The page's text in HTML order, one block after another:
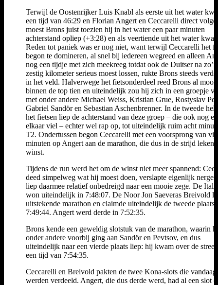
Terwijl de Oostenrijker Luis Knabl als eerste uit het water
een tijd van 46:29 en Florian Angert en Ceccarelli direct
moest Brons juist toezien hij in het water een paar minuten
achterstand opliep (+3:28) en als veertiende uit het water
Reden tot paniek was er nog niet, want terwijl Ceccarelli het
begon te domineren, al snel bij iedereen wegreed en alleen
nog een tijdje met zich meekreeg totdat ook de Duitser na zo’n
zestig kilometer serieus moest lossen, rukte Brons steeds
in het veld. Halverwege het fietsonderdeel reed Brons al mooi
binnen de top tien en uiteindelijk zou hij zich in een groepje
met onder andere Michael Weiss, Kristian Grue, Rostyslav
Gabriel Sandör en Sebastian Aschenbrenner. In de tweede
het fietsen liep de achterstand van deze groep – die ook nog
elkaar viel – echter wel rap op, tot uiteindelijk ruim acht
T2. Ondertussen begon Ceccarelli met een voorsprong van vijf
minuten op Angert aan de marathon, die dus in de strijd leken
winst.
Tijdens de run werd het om de winst niet meer spannend:
deed simpelweg wat hij moest doen, verslapte eigenlijk
liep daarmee relatief onbedreigd naar een mooie zege. De
won uiteindelijk in 7:48:07. De Noor Jon Saeveras Breivold
uitstekende marathon en claimde uiteindelijk de tweede plaats
7:49:44. Angert werd derde in 7:52:35.
Brons kende een geweldig slotstuk van de marathon, waarin
onder andere voorbij ging aan Sandör en Pevtsov, en dus
uiteindelijk naar een vierde plaats liep: hij kwam over de
een tijd van 7:54:35.
Ceccarelli en Breivold pakten de twee Kona-slots die vandaag
werden verdeeld. Angert, die dus derde werd, had al een slot